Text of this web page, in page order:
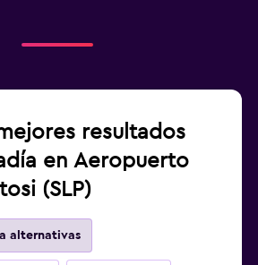
resultados
en Aeropuerto
(SLP)
alternativas